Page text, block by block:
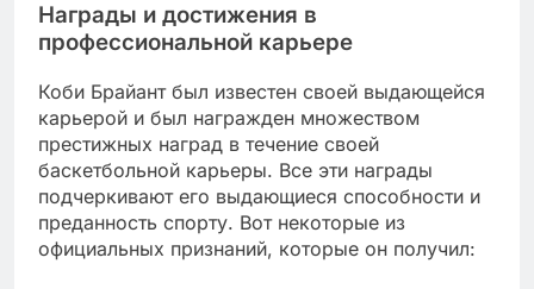
Награды и достижения в
профессиональной карьере
Коби Брайант был известен своей выдающейся
карьерой и был награжден множеством
престижных наград в течение своей
баскетбольной карьеры. Все эти награды
подчеркивают его выдающиеся способности и
преданность спорту. Вот некоторые из
официальных признаний, которые он получил: